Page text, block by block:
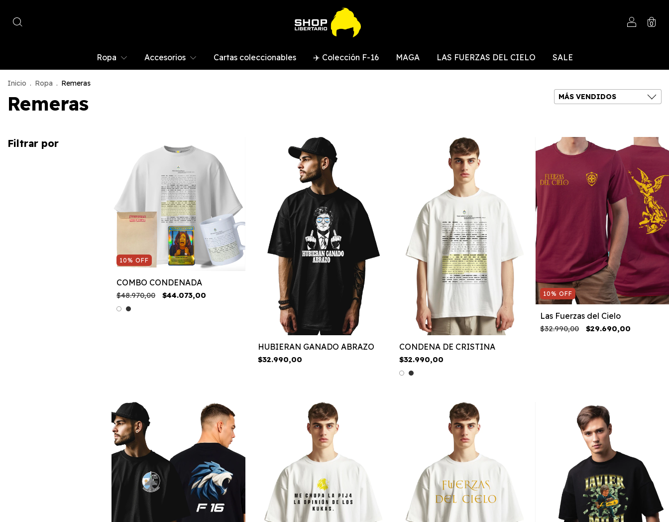
0
Ropa Accesorios Cartas coleccionables ✈️ Colección F-16 MAGA LAS FUERZAS DEL CIELO SALE
Inicio . Ropa . Remeras
Remeras
Filtrar por
10% OFF
COMBO CONDENADA
$48.970,00 $44.073,00
HUBIERAN GANADO ABRAZO
$32.990,00
CONDENA DE CRISTINA
$32.990,00
10%OFF
Las Fuerzas del Cielo
$32.990,00 $29.690,00